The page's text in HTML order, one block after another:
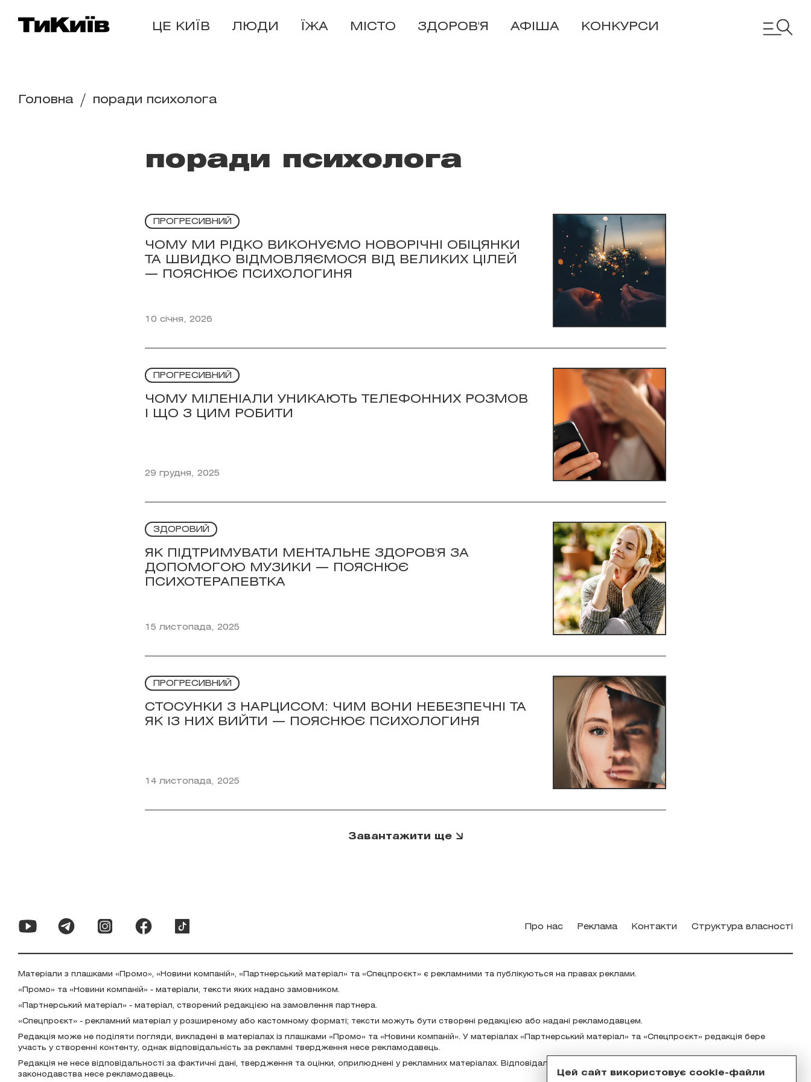
ЦЕ КИЇВ ЛЮДИ ЇЖА МІСТО ЗДОРОВ'Я АФІША КОНКУРСИ
Головна поради психолога
поради психолога
ПРОГРЕСИВНИЙ
ЧОМУ МИ РІДКО ВИКОНУЄМО НОВОРІЧНІ ОБІЦЯНКИ
ТА ШВИДКО ВІДМОВЛЯЄМОСЯ ВІД ВЕЛИКИХ ЦІЛЕЙ
— ПОЯСНЮЄ ПСИХОЛОГИНЯ
10 січня, 2026
ПРОГРЕСИВНИЙ
ЧОМУ МІЛЕНІАЛИ УНИКАЮТЬ ТЕЛЕФОННИХ РОЗМОВ
І ЩО З ЦИМ РОБИТИ
29 грудня, 2025
ЗДОРОВИЙ
ЯК ПІДТРИМУВАТИ МЕНТАЛЬНЕ ЗДОРОВ'Я ЗА
ДОПОМОГОЮ МУЗИКИ — ПОЯСНЮЄ
ПСИХОТЕРАПЕВТКА
15 листопада, 2025
ПРОГРЕСИВНИЙ
СТОСУНКИ З НАРЦИСОМ: ЧИМ ВОНИ НЕБЕЗПЕЧНІ ТА
ЯК ІЗ НИХ ВИЙТИ — ПОЯСНЮЄ ПСИХОЛОГИНЯ
14 листопада, 2025
Завантажити ще
Цей сайт використовує cookie-файли
Про нас Реклама Контакти Структура власності
Матеріали з плашками «Промо», «Новини компаній», «Партнерський матеріал» та «Спецпроєкт» є рекламними та публікуються на правах реклами.
«Промо» та «Новини компаній» - матеріали, тексти яких надано замовником.
«Партнерський матеріал» - матеріал, створений редакцією на замовлення партнера.
«Спецпроєкт» - рекламний матеріал у розширеному або кастомному форматі; тексти можуть бути створені редакцією або надані рекламодавцем.
Редакція може не поділяти погляди, викладені в матеріалах із плашками «Промо» та «Новини компаній». У матеріалах «Партнерський матеріал» та «Спецпроєкт» редакція бере
участь у створенні контенту, однак відповідальність за рекламні твердження несе рекламодавець.
Редакція не несе відповідальності за фактичні дані, твердження та оцінки, оприлюднені у рекламних матеріалах. Відповідальність за зміст реклами відповідно до українського
законодавства несе рекламодавець.